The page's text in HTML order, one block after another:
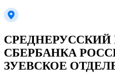
СРЕДНЕРУССКИЙ
СБЕРБАНКА
ЗУЕВСКОЕ